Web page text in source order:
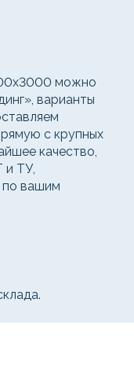
можно
варианты
с крупных
качество,
и ТУ,
по вашим